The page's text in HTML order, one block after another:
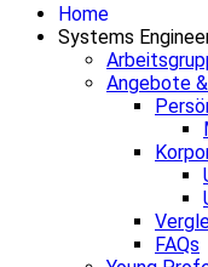
Home
Systems
Angebote
FAQs